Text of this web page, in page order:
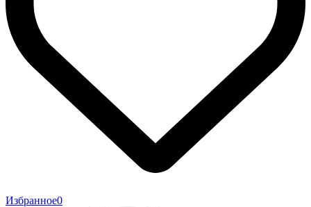
Избранное0